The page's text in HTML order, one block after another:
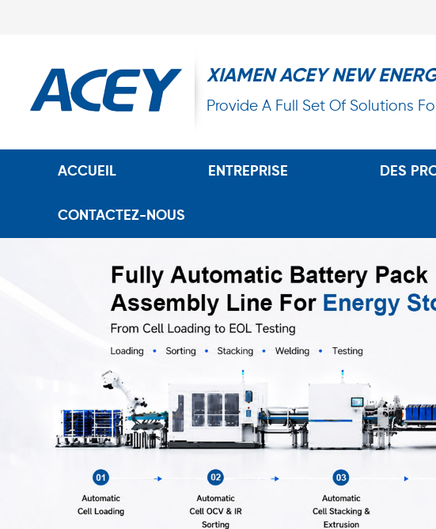
XIAMEN ACEY NEW
Provide A Full Set Of Solutions
ACCUEIL ENTREPRISE DES
CONTACTEZ-NOUS